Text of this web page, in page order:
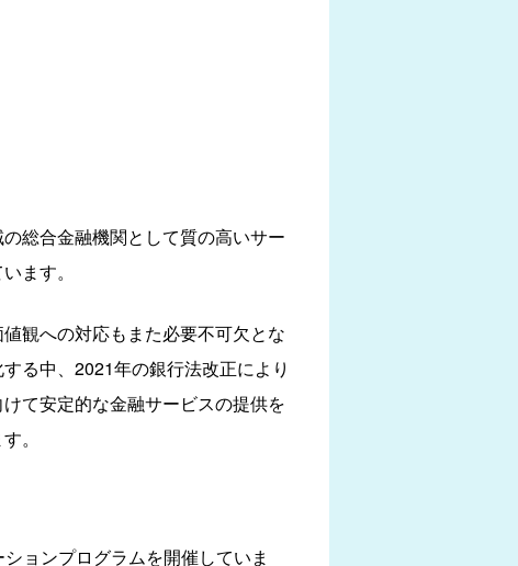
総合金融機関として質の高いサー
ます。
観への対応もまた必要不可欠とな
る中、2021年の銀行法改正により
て安定的な金融サービスの提供を
。
ョンプログラムを開催していま